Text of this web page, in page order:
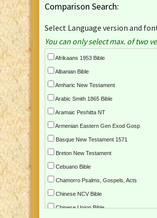
Comparison Search:
Select Language version and
You can only select max. of two
Afrikaans 1953 Bible
Albanian Bible
Amharic New Testament
Arabic Smith 1865 Bible
Aramaic Peshitta NT
Armenian Eastern Gen Exod Gosp
Basque New Testament 1571
Breton New Testament
Cebuano Bible
Chamorro Psalms, Gospels, Acts
Chinese NCV Bible
Chinese Union Bible